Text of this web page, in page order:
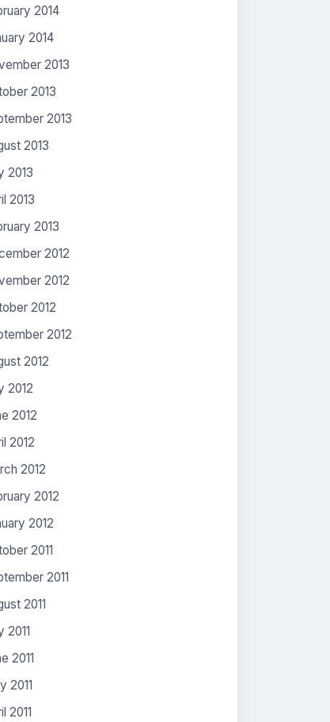
2014
2014
2013
2013
2013
2013
2013
2013
2013
2012
2012
2012
2012
2012
2012
2012
2012
2012
2012
2012
2011
2011
2011
2011
2011
2011
2011